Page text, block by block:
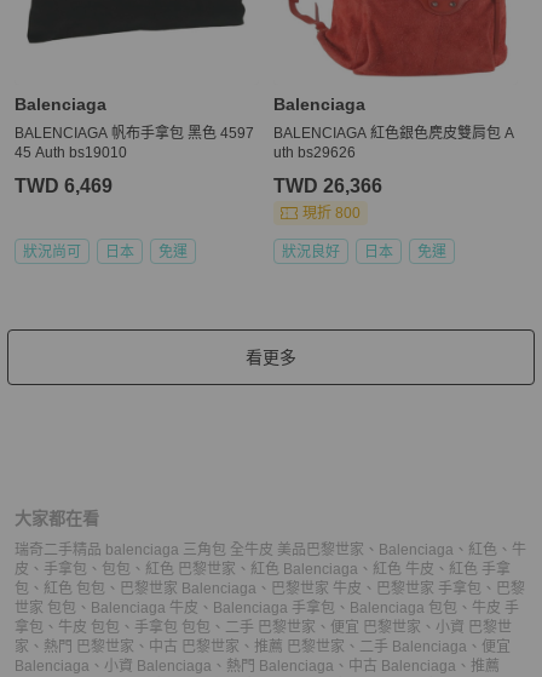
Balenciaga
BALENCIAGA 帆布手拿包 黑色 4597
45 Auth bs19010
TWD 6,469
狀況尚可 日本 免運
Balenciaga
BALENCIAGA 紅色銀色麂皮雙肩包 A
uth bs29626
TWD 26,366
現折 800
狀況良好 日本 免運
看更多
大家都在看
瑞奇二手精品 balenciaga 三角包 全牛皮 美品 巴黎世家 、 Balenciaga 、 紅色 、 牛
皮 、 手拿包 、 包包 、 紅色 巴黎世家 、 紅色 Balenciaga 、 紅色 牛皮 、 紅色 手拿
包 、 紅色 包包 、 巴黎世家 Balenciaga 、 巴黎世家 牛皮 、 巴黎世家 手拿包 、 巴黎
世家 包包 、 Balenciaga 牛皮 、 Balenciaga 手拿包 、 Balenciaga 包包 、 牛皮 手
拿包 、 牛皮 包包 、 手拿包 包包 、 二手 巴黎世家 、 便宜 巴黎世家 、 小資 巴黎世
家 、 熱門 巴黎世家 、 中古 巴黎世家 、 推薦 巴黎世家 、 二手 Balenciaga 、 便宜
Balenciaga 、 小資 Balenciaga 、 熱門 Balenciaga 、 中古 Balenciaga 、 推薦